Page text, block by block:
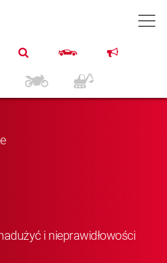
i nieprawidłowości